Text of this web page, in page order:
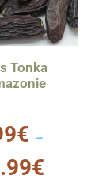
Tonka
€ –
€